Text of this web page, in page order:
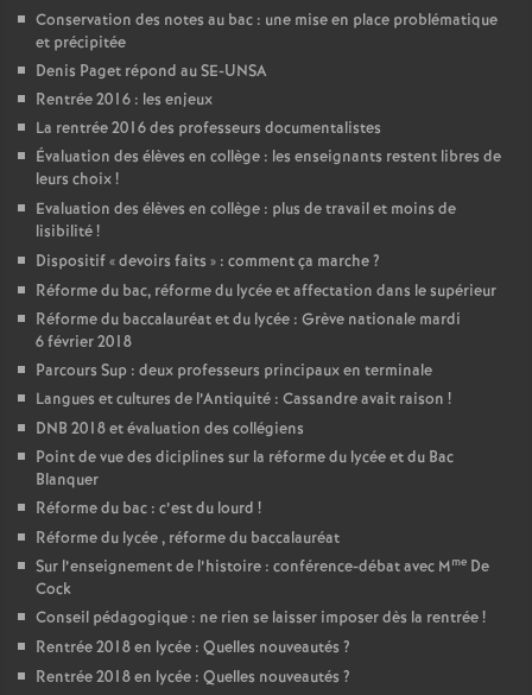
Conservation des notes au bac : une mise en place problématique
et précipitée
Denis Paget répond au SE-UNSA
Rentrée 2016 : les enjeux
La rentrée 2016 des professeurs documentalistes
Évaluation des élèves en collège : les enseignants restent libres de
leurs choix!
Evaluation des élèves en collège : plus de travail et moins de
lisibilité!
Dispositif «devoirs faits » : comment ça marche?
Réforme du bac, réforme du lycée et affectation dans le supérieur
Réforme du baccalauréat et du lycée : Grève nationale mardi
6 février 2018
Parcours Sup : deux professeurs principaux en terminale
Langues et cultures de l’Antiquité : Cassandre avait raison !
DNB 2018 et évaluation des collégiens
Point de vue des diciplines sur la réforme du lycée et du Bac
Blanquer
Réforme du bac : c’est du lourd !
Réforme du lycée , réforme du baccalauréat
Sur l’enseignement de l’histoire : conférence-débat avec Mme De
Cock
Conseil pédagogique : ne rien se laisser imposer dès la rentrée!
Rentrée 2018 en lycée : Quelles nouveautés ?
Rentrée 2018 en lycée : Quelles nouveautés ?